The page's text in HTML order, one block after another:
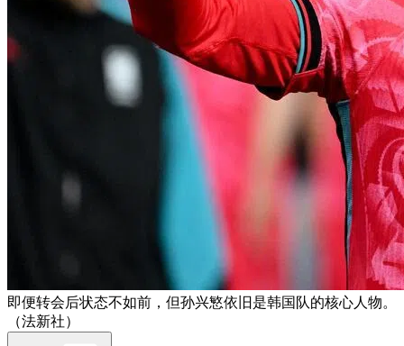
即便转会后状态不如前，但孙兴慜依旧是韩国队的核心人物。
（法新社）